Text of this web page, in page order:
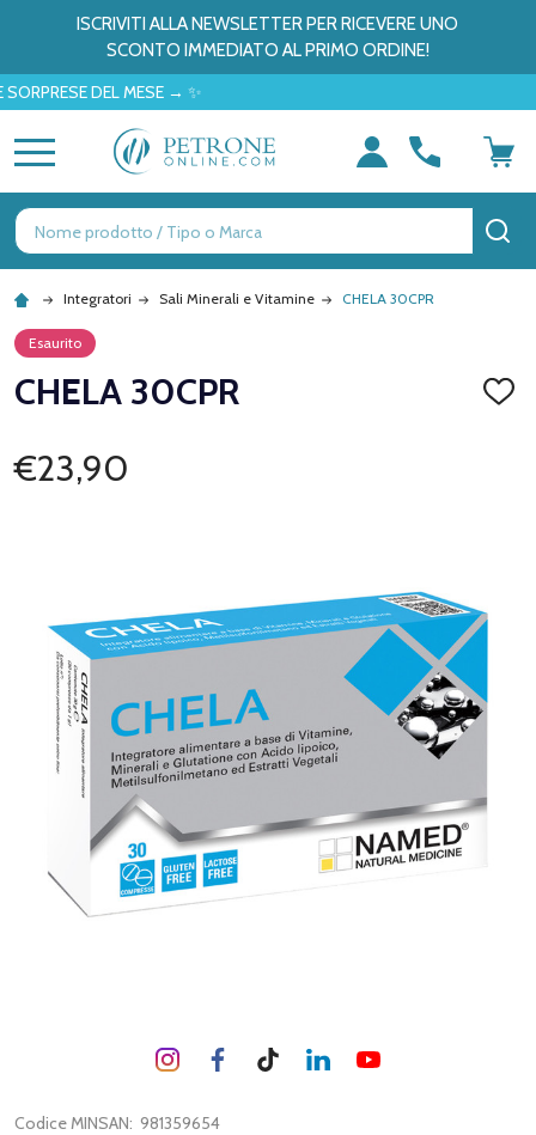
ISCRIVITI ALLA NEWSLETTER PER RICEVERE UNO
SCONTO IMMEDIATO AL PRIMO ORDINE!
DEL MESE → ✨
Ricerca
Integratori Sali Minerali e Vitamine CHELA 30CPR
Esaurito
CHELA 30CPR
€23,90
Codice MINSAN: 981359654